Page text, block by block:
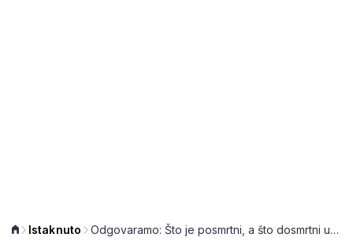
Istaknuto Odgovaramo: Što je posmrtni, a što dosmrtni ugovor?